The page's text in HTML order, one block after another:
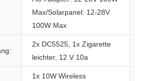
Max/Solarpanel: 12-28V
100W Max
2x DC5525, 1x Zigarette
leichter, 12 V 10a
1x 10W Wireless